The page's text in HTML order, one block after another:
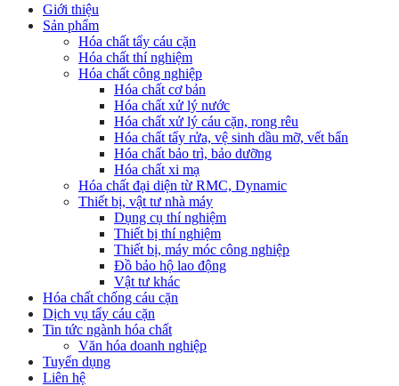
Giới thiệu
Sản phẩm
Hóa chất tẩy cáu cặn
Hóa chất thí nghiệm
Hóa chất công nghiệp
Hóa chất cơ bản
Hóa chất xử lý nước
Hóa chất xử lý cáu cặn, rong rêu
Hóa chất tẩy rửa, vệ sinh dầu mỡ, vết bẩn
Hóa chất bảo trì, bảo dưỡng
Hóa chất xi mạ
Hóa chất đại diện từ RMC, Dynamic
Thiết bị, vật tư nhà máy
Dụng cụ thí nghiệm
Thiết bị thí nghiệm
Thiết bị, máy móc công nghiệp
Đồ bảo hộ lao động
Vật tư khác
Hóa chất chống cáu cặn
Dịch vụ tẩy cáu cặn
Tin tức ngành hóa chất
Văn hóa doanh nghiệp
Tuyển dụng
Liên hệ